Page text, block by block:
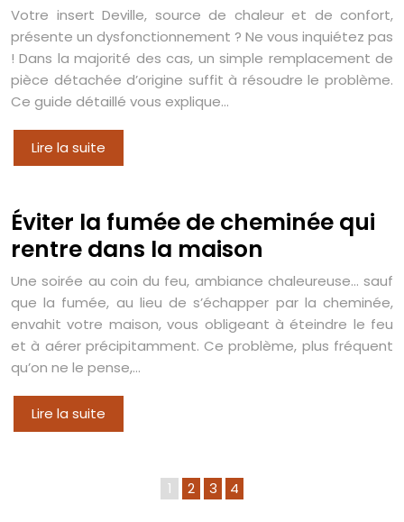
Votre insert Deville, source de chaleur et de confort,
présente un dysfonctionnement ? Ne vous inquiétez pas
! Dans la majorité des cas, un simple remplacement de
pièce détachée d’origine suffit à résoudre le problème.
Ce guide détaillé vous explique…
Lire la suite
Éviter la fumée de cheminée qui
rentre dans la maison
Une soirée au coin du feu, ambiance chaleureuse… sauf
que la fumée, au lieu de s’échapper par la cheminée,
envahit votre maison, vous obligeant à éteindre le feu
et à aérer précipitamment. Ce problème, plus fréquent
qu’on ne le pense,…
Lire la suite
1 2 3 4